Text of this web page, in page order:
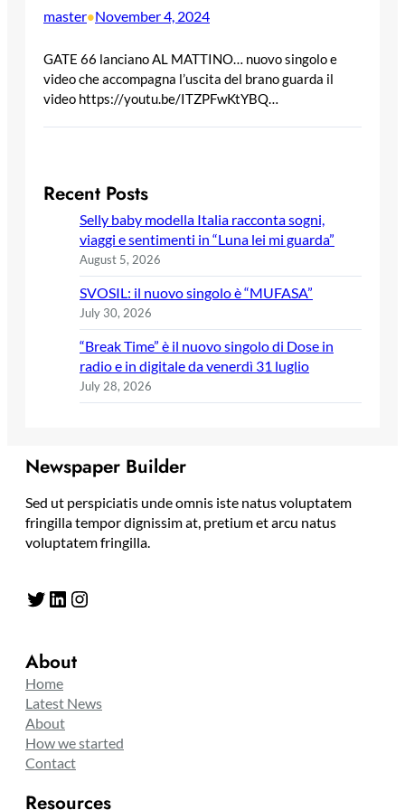
master•November 4, 2024
GATE 66 lanciano AL MATTINO… nuovo singolo e
video che accompagna l’uscita del brano guarda il
video https://youtu.be/ITZPFwKtYBQ…
Recent Posts
Selly baby modella Italia racconta sogni,
viaggi e sentimenti in “Luna lei mi guarda”
August 5, 2026
SVOSIL: il nuovo singolo è “MUFASA”
July 30, 2026
“Break Time” è il nuovo singolo di Dose in
radio e in digitale da venerdì 31 luglio
July 28, 2026
Newspaper Builder
Sed ut perspiciatis unde omnis iste natus voluptatem
fringilla tempor dignissim at, pretium et arcu natus
voluptatem fringilla.
Twitter LinkedIn Instagram
About
Home
Latest News
About
How we started
Contact
Resources